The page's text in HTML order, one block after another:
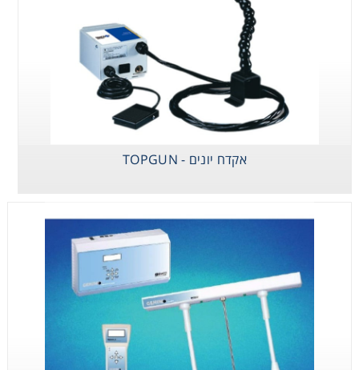
אקדח יונים - TOPGUN
אקדח יונים -
TOPGUN
מערכת
יוניזציה-ג'ימיני
Plasticware
Reagents & Kits
Consumables